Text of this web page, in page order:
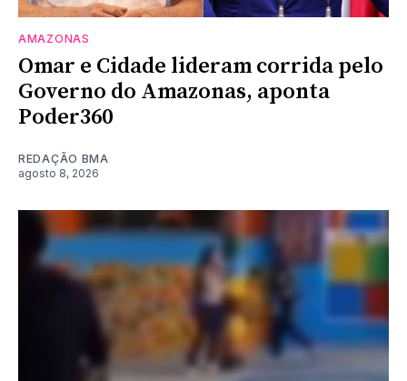
AMAZONAS
Omar e Cidade lideram corrida pelo
Governo do Amazonas, aponta
Poder360
REDAÇÃO BMA
agosto 8, 2026